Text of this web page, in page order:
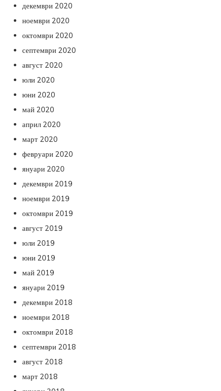
декември 2020
ноември 2020
октомври 2020
септември 2020
август 2020
юли 2020
юни 2020
май 2020
април 2020
март 2020
февруари 2020
януари 2020
декември 2019
ноември 2019
октомври 2019
август 2019
юли 2019
юни 2019
май 2019
януари 2019
декември 2018
ноември 2018
октомври 2018
септември 2018
август 2018
март 2018